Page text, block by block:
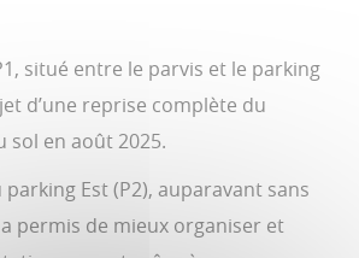
situé entre le parvis et le parking
d’une reprise complète du
sol en août 2025.
Est (P2), auparavant sans
permis de mieux organiser et